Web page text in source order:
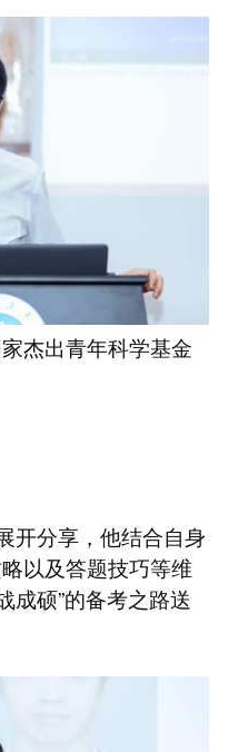
杰出青年科学基金
开分享，他结合自身
以及答题技巧等维
成硕”的备考之路送